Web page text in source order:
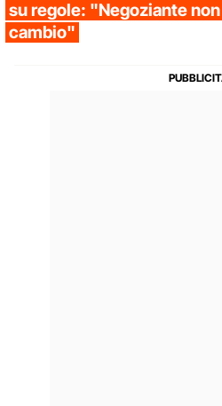
su regole: "Negoziante
cambio"